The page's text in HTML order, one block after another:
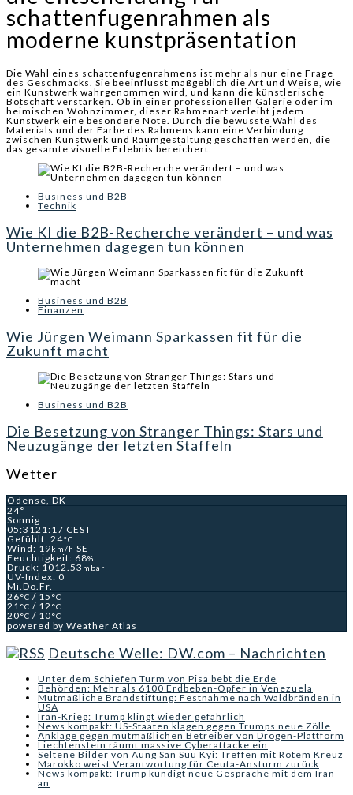
schattenfugenrahmen als
moderne kunstpräsentation
Die Wahl eines schattenfugenrahmens ist mehr als nur eine Frage
des Geschmacks. Sie beeinflusst maßgeblich die Art und Weise, wie
ein Kunstwerk wahrgenommen wird, und kann die künstlerische
Botschaft verstärken. Ob in einer professionellen Galerie oder im
heimischen Wohnzimmer, dieser Rahmenart verleiht jedem
Kunstwerk eine besondere Note. Durch die bewusste Wahl des
Materials und der Farbe des Rahmens kann eine Verbindung
zwischen Kunstwerk und Raumgestaltung geschaffen werden, die
das gesamte visuelle Erlebnis bereichert.
Business und B2B
Technik
Wie KI die B2B-Recherche verändert – und was
Unternehmen dagegen tun können
Business und B2B
Finanzen
Wie Jürgen Weimann Sparkassen fit für die
Zukunft macht
Business und B2B
Die Besetzung von Stranger Things: Stars und
Neuzugänge der letzten Staffeln
Wetter
Odense, DK
24°
Sonnig
05:31 21:17 CEST
Gefühlt: 24°C
Wind: 19km/h SE
Feuchtigkeit: 68%
Druck: 1012.53 mbar
UV-Index: 0
Mi. Do. Fr.
26°C / 15 °C
21 °C / 12 °C
20°C / 10°C
powered by Weather Atlas
Deutsche Welle: DW.com – Nachrichten
Unter dem Schiefen Turm von Pisa bebt die Erde
Behörden: Mehr als 6100 Erdbeben-Opfer in Venezuela
Mutmaßliche Brandstiftung: Festnahme nach Waldbränden in
USA
Iran-Krieg: Trump klingt wieder gefährlich
News kompakt: US-Staaten klagen gegen Trumps neue Zölle
Anklage gegen mutmaßlichen Betreiber von Drogen-Plattform
Liechtenstein räumt massive Cyberattacke ein
Seltene Bilder von Aung San Suu Kyi: Treffen mit Rotem Kreuz
Marokko weist Verantwortung für Ceuta-Ansturm zurück
News kompakt: Trump kündigt neue Gespräche mit dem Iran
an